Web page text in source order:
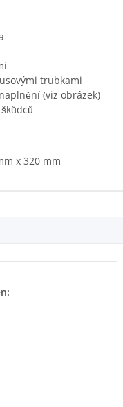
trubkami
(viz obrázek)
x 320 mm